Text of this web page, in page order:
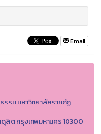
Email
รรม มหาวิทยาลัยราชภัฏ
สิต กรุงเทพมหานคร 10300